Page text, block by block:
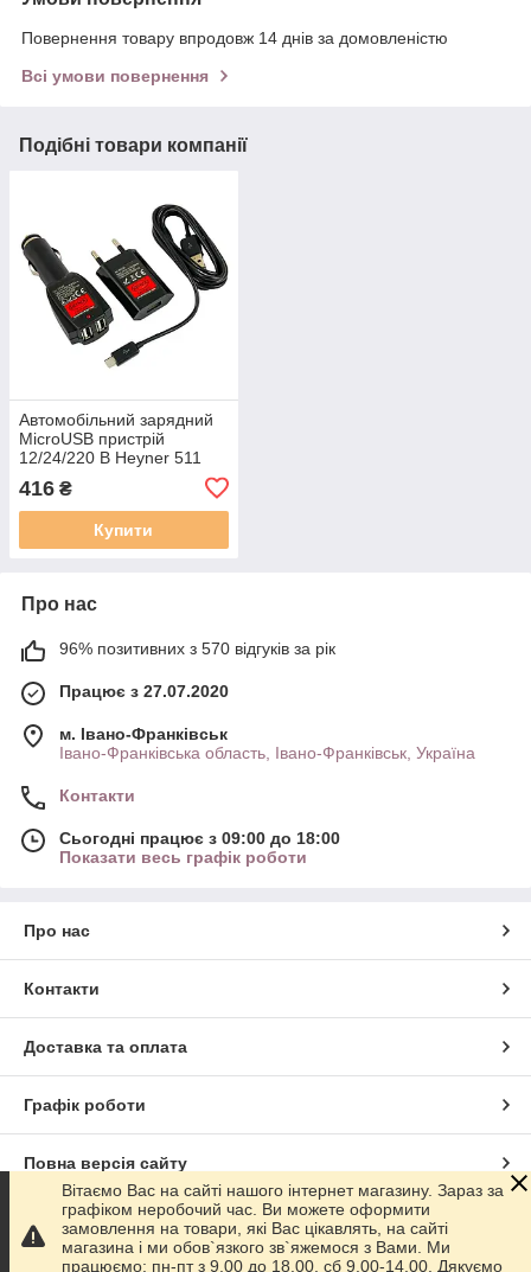
Повернення товару впродовж 14 днів за домовленістю
Всі умови повернення
Подібні товари компанії
Автомобільний зарядний
MicroUSB пристрій
12/24/220 В Heyner 511
416 ₴
Купити
Про нас
96% позитивних з 570 відгуків за рік
Працює з 27.07.2020
м. Івано-Франківськ
Івано-Франківська область, Івано-Франківськ, Україна
Контакти
Сьогодні працює з 09:00 до 18:00
Показати весь графік роботи
Про нас
Контакти
Доставка та оплата
Графік роботи
Повна версія сайту
Сайт створено на маркетплейсіProm.ua
Вітаємо Вас на сайті нашого інтернет магазину. Зараз за
графіком неробочий час. Ви можете оформити
замовлення на товари, які Вас цікавлять, на сайті
магазина і ми обов`язкого зв`яжемося з Вами. Ми
працюємо: пн-пт з 9.00 до 18.00, сб 9.00-14.00. Дякуємо